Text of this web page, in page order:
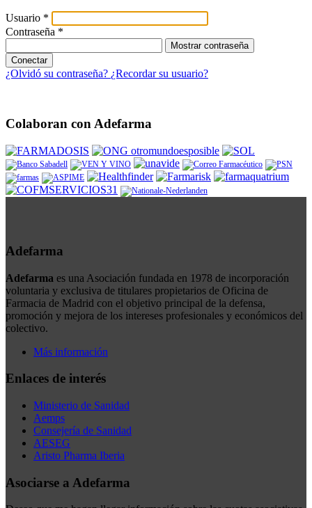
Usuario *
Contraseña *
Mostrar contraseña
Conectar
¿Olvidó su contraseña? ¿Recordar su usuario?
Colaboran con Adefarma
Adefarma
Adefarma es una Asociación fundada en 1978 de incorporación
voluntaria y exclusiva de titulares propietarios de Oficina de
Farmacia de Madrid con el objetivo principal de la defensa,
promoción y mejora de los intereses profesionales y económicos del
colectivo.
Más información
Enlaces de interés
Ministerio de Sanidad
Aemps
Consejería de Sanidad
AESEG
Aristo Pharma Iberia
Asociarse a Adefarma